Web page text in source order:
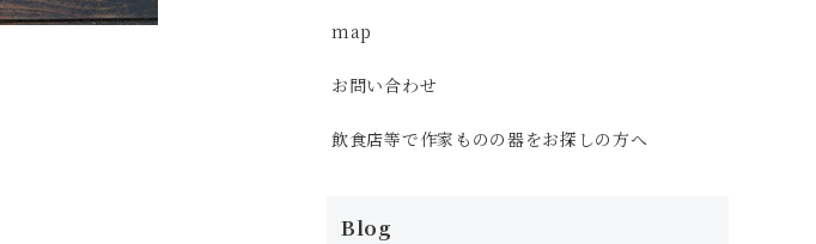
map
お問い合わせ
飲食店等で作家ものの器をお探しの方へ
Blog